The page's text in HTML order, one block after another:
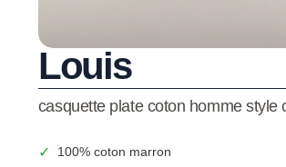
Louis
casquette plate coton homme style
✓ 100% coton marron